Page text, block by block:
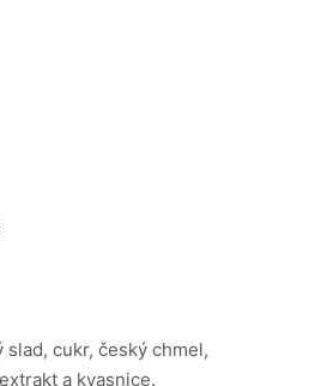
slad, cukr, český chmel,
a kvasnice.